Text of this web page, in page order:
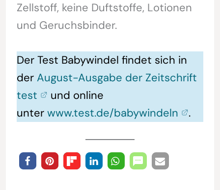
Zellstoff, keine Duftstoffe, Lotionen
und Geruchsbinder.
Der Test Babywindel findet sich in
der August-Ausgabe der Zeitschrift
test
und online
unter www.test.de/babywindeln .